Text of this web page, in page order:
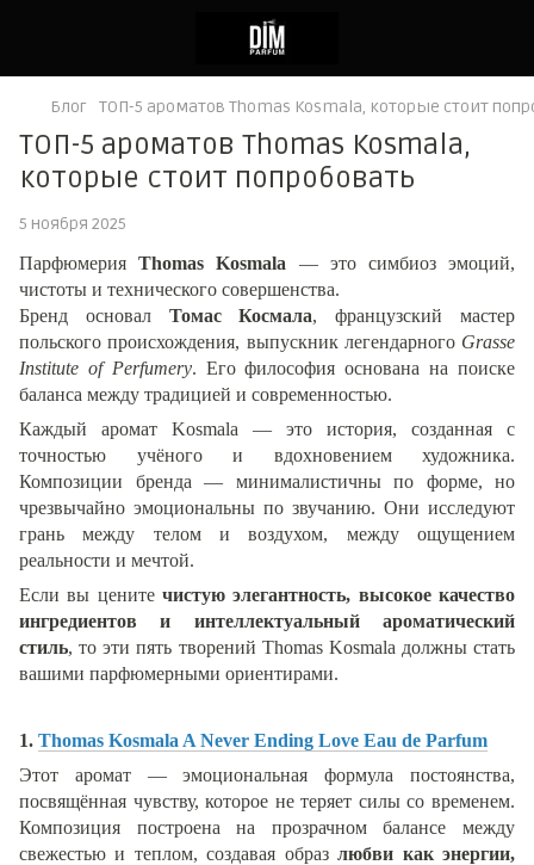
Блог ТОП-5 ароматов Thomas Kosmala, которые стоит
ТОП-5 ароматов Thomas Kosmala,
которые стоит попробовать
5 ноября 2025
ПарфюмерияThomas Kosmala — это симбиоз эмоций,
чистоты и технического совершенства.
Бренд основал Томас Космала, французский мастер
польского происхождения, выпускник легендарного Grasse
Institute of Perfumery. Его философия основана на поиске
баланса между традицией и современностью.
Каждый аромат Kosmala — это история, созданная с
точностью учёного и вдохновением художника.
Композиции бренда — минималистичны по форме, но
чрезвычайно эмоциональны по звучанию. Они исследуют
грань между телом и воздухом, между ощущением
реальности и мечтой.
Если вы цените чистую элегантность, высокое качество
ингредиентов и интеллектуальный ароматический
стиль, то эти пять творений Thomas Kosmala должны стать
вашими парфюмерными ориентирами.
1. Thomas Kosmala A Never Ending Love Eau de Parfum
Этот аромат — эмоциональная формула постоянства,
посвящённая чувству, которое не теряет силы со временем.
Композиция построена на прозрачном балансе между
свежестью и теплом, создавая образлюбви как энергии,